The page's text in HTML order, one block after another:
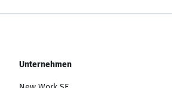
Unternehmen